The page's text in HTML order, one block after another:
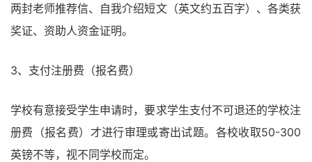
两封老师推荐信、自我介绍短文（英文约五百字）、各类获
奖证、资助人资金证明。
3、支付注册费（报名费）
学校有意接受学生申请时，要求学生支付不可退还的学校注
册费（报名费）才进行审理或寄出试题。各校收取50-300
英镑不等，视不同学校而定。